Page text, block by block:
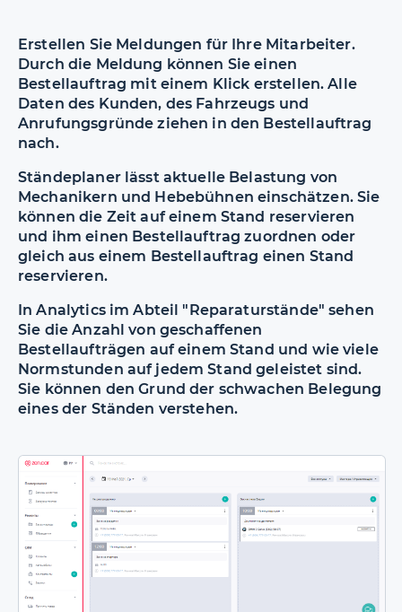
Erstellen Sie Meldungen für Ihre Mitarbeiter.
Durch die Meldung können Sie einen
Bestellauftrag mit einem Klick erstellen. Alle
Daten des Kunden, des Fahrzeugs und
Anrufungsgründe ziehen in den Bestellauftrag
nach.
Ständeplaner lässt aktuelle Belastung von
Mechanikern und Hebebühnen einschätzen. Sie
können die Zeit auf einem Stand reservieren
und ihm einen Bestellauftrag zuordnen oder
gleich aus einem Bestellauftrag einen Stand
reservieren.
In Analytics im Abteil "Reparaturstände" sehen
Sie die Anzahl von geschaffenen
Bestellaufträgen auf einem Stand und wie viele
Normstunden auf jedem Stand geleistet sind.
Sie können den Grund der schwachen Belegung
eines der Ständen verstehen.